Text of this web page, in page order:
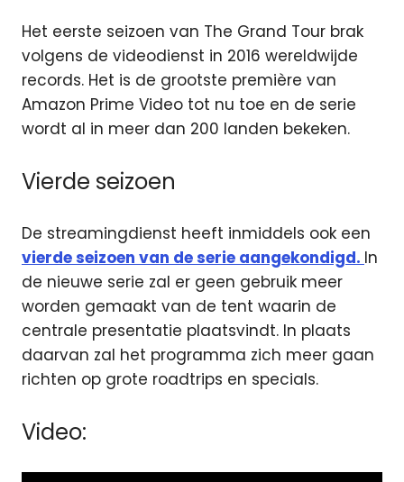
Het eerste seizoen van The Grand Tour brak
volgens de videodienst in 2016 wereldwijde
records. Het is de grootste première van
Amazon Prime Video tot nu toe en de serie
wordt al in meer dan 200 landen bekeken.
Vierde seizoen
De streamingdienst heeft inmiddels ook een
vierde seizoen van de serie aangekondigd. In
de nieuwe serie zal er geen gebruik meer
worden gemaakt van de tent waarin de
centrale presentatie plaatsvindt. In plaats
daarvan zal het programma zich meer gaan
richten op grote roadtrips en specials.
Video: